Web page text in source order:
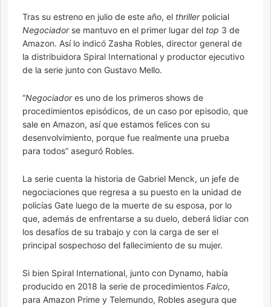
Tras su estreno en julio de este año, el thrillerpolicial
Negociadorse mantuvo en el primer lugar del top 3 de
Amazon. Así lo indicó Zasha Robles, director general de
la distribuidora Spiral International y productor ejecutivo
de la serie junto con Gustavo Mello.
“Negociadores uno de los primeros shows de
procedimientos episódicos, de un caso por episodio, que
sale en Amazon, así que estamos felices con su
desenvolvimiento, porque fue realmente una prueba
para todos” aseguró Robles.
La serie cuenta la historia de Gabriel Menck, un jefe de
negociaciones que regresa a su puesto en la unidad de
policías Gate luego de la muerte de su esposa, por lo
que, además de enfrentarse a su duelo, deberá lidiar con
los desafíos de su trabajo y con la carga de ser el
principal sospechoso del fallecimiento de su mujer.
Si bien Spiral International, junto con Dynamo, había
producido en 2018 la serie de procedimientos Falco,
para Amazon Prime y Telemundo, Robles asegura que